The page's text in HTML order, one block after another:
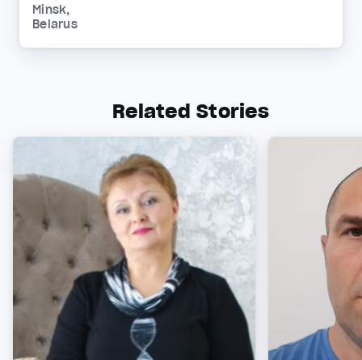
Minsk,
Belarus
Related Stories